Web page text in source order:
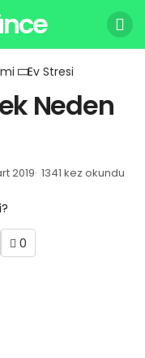
Ev Stresi
Neden
2019 1341 kez okundu
0